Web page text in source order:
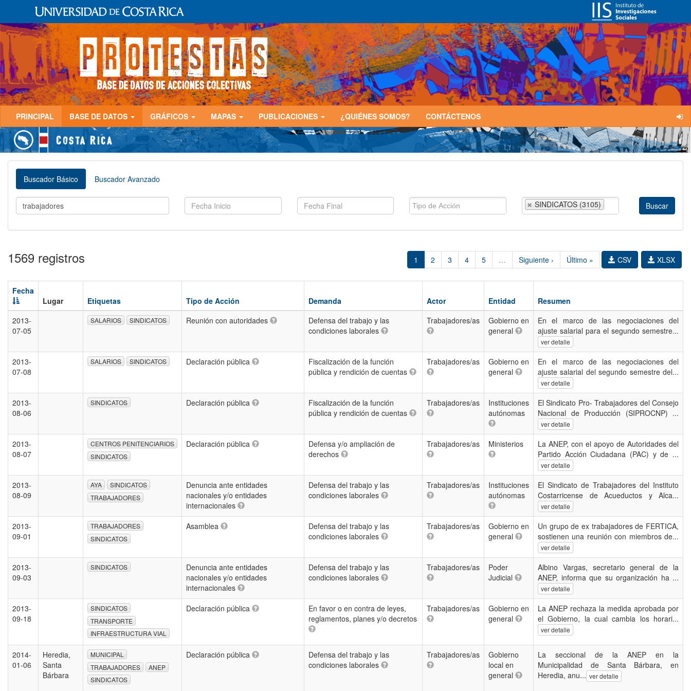
PRINCIPAL BASE DE DATOS GRÁFICOS MAPAS PUBLICACIONES ¿QUIÉNES SOMOS? CONTÁCTENOS
Buscador Básico Buscador Avanzado
SINDICATOS (3105)
1569 registros 1 2 3 4 5 … Siguiente › Último » XLSX
CSV
Fecha
Lugar
Etiquetas Tipo de Acción Demanda Actor Entidad
Resumen
2013-
07-05
SALARIOS SINDICATOS Reunión con autoridades
Defensa del trabajo y las
condiciones laborales
Trabajadores/as
Gobierno en
general
En el marco de las negociaciones del
ajuste salarial para el segundo semestre...
ver detalle
2013-
07-08
SALARIOS SINDICATOS Declaración pública
Fiscalización de la función
pública y rendición de cuentas
Trabajadores/as
Gobierno en
general
En el marco de las negociaciones del
ajuste salarial del segundo semestre del...
ver detalle
2013-
08-06
SINDICATOS Declaración pública
Fiscalización de la función
pública y rendición de cuentas
Trabajadores/as
Instituciones
autónomas
El Sindicato Pro- Trabajadores del Consejo
Nacional de Producción (SIPROCNP) ...
ver detalle
2013-
08-07
CENTROS PENITENCIARIOS
SINDICATOS
Declaración pública
Defensa y/o ampliación de
derechos
Trabajadores/as Ministerios
La ANEP, con el apoyo de Autoridades del
Partido Acción Ciudadana (PAC) y de ...
ver detalle
2013-
08-09
AYA
SINDICATOS
TRABAJADORES
Denuncia ante entidades
nacionales y/o entidades
internacionales
Defensa del trabajo y las
condiciones laborales
Trabajadores/as
Instituciones
autónomas
El Sindicato de Trabajadores del Instituto
Costarricense de Acueductos y Alca...
ver detalle
2013-
09-01
TRABAJADORES
SINDICATOS
Asamblea
Defensa del trabajo y las
condiciones laborales
Trabajadores/as
Gobierno en
general
Un grupo de ex trabajadores de FERTICA,
sostienen una reunión con miembros de...
ver detalle
2013-
09-03
SINDICATOS
Denuncia ante entidades
nacionales y/o entidades
internacionales
Defensa del trabajo y las
condiciones laborales
Trabajadores/as
Poder
Judicial
Albino Vargas, secretario general de la
ANEP, informa que su organización ha ...
ver detalle
2013-
09-18
SINDICATOS
TRANSPORTE
INFRAESTRUCTURA VIAL
Declaración pública
En favor o en contra de leyes,
reglamentos, planes y/o decretos
Trabajadores/as
Gobierno en
general
La ANEP rechaza la medida aprobada por
el Gobierno, la cual cambia los horari...
ver detalle
2014-
01-06
Heredia,
Santa
Bárbara
MUNICIPAL
TRABAJADORES
ANEP
SINDICATOS
Declaración pública
Defensa del trabajo y las
condiciones laborales
Trabajadores/as
Gobierno
local en
general
La seccional de la ANEP en la
Municipalidad de Santa Bárbara, en
Heredia, anu... ver detalle